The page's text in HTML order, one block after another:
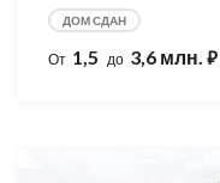
ДОМ СДАН
От 1,5 до 3,6 млн. ⃏